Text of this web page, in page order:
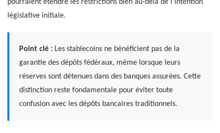
pourraient étendre les restrictions bien au-delà de l’intention
législative initiale.
Point clé : Les stablecoins ne bénéficient pas de la
garantie des dépôts fédéraux, même lorsque leurs
réserves sont détenues dans des banques assurées. Cette
distinction reste fondamentale pour éviter toute
confusion avec les dépôts bancaires traditionnels.